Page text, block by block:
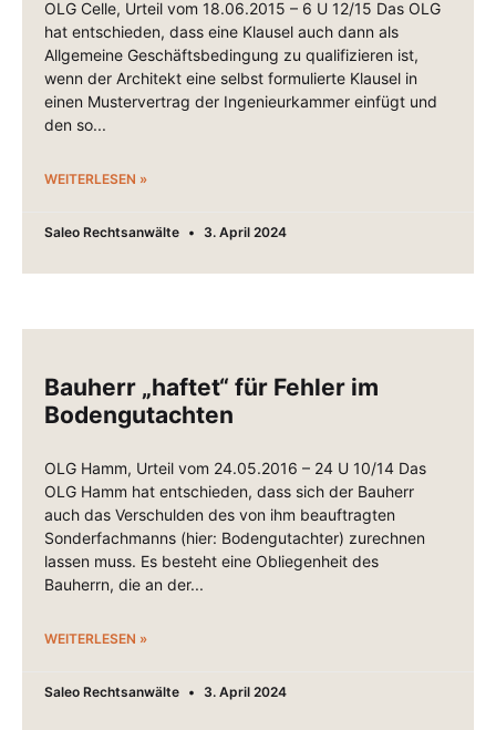
OLG Celle, Urteil vom 18.06.2015 – 6 U 12/15 Das OLG
hat entschieden, dass eine Klausel auch dann als
Allgemeine Geschäftsbedingung zu qualifizieren ist,
wenn der Architekt eine selbst formulierte Klausel in
einen Mustervertrag der Ingenieurkammer einfügt und
den so
WEITERLESEN »
Saleo Rechtsanwälte 3. April 2024
Bauherr „haftet“ für Fehler im
Bodengutachten
OLG Hamm, Urteil vom 24.05.2016 – 24 U 10/14 Das
OLG Hamm hat entschieden, dass sich der Bauherr
auch das Verschulden des von ihm beauftragten
Sonderfachmanns (hier: Bodengutachter) zurechnen
lassen muss. Es besteht eine Obliegenheit des
Bauherrn, die an der
WEITERLESEN »
Saleo Rechtsanwälte 3. April 2024